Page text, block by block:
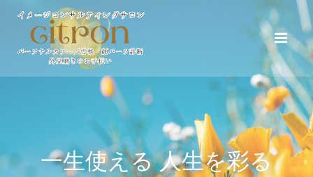
ツ
キ
ッ
プ
一生使える 人生を彩る